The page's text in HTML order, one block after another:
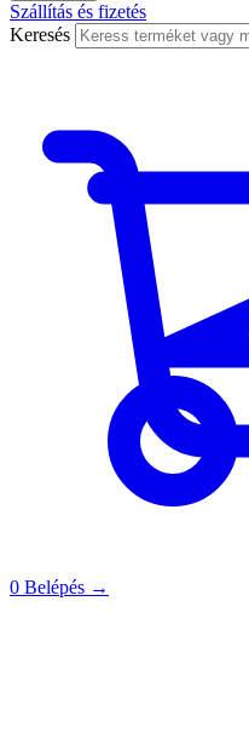
Szállítás és fizetés
Keresés
0 Belépés →